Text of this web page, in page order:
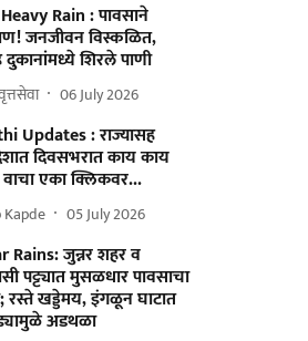
Rain : पावसाने
जनजीवन विस्कळित,
शिरले पाणी
06 July 2026
Updates : राज्यासह
दिवसभरात काय काय
एका क्लिकवर...
Kapde 05 July 2026
Rains: जुन्नर शहर व
पट्ट्यात मुसळधार पावसाचा
रस्ते खड्डेमय, इंगळून घाटात
अडथळा